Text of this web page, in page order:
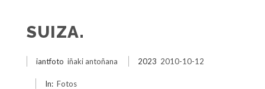
SUIZA.
iantfoto iñaki antoñana 2023 2010-10-12
In: Fotos